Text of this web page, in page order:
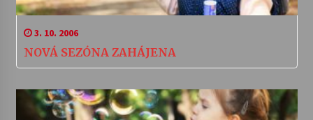
3. 10. 2006
NOVÁ SEZÓNA ZAHÁJENA